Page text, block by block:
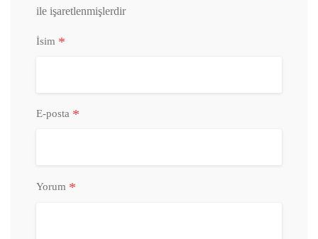
ile işaretlenmişlerdir
İsim *
E-posta *
Yorum *